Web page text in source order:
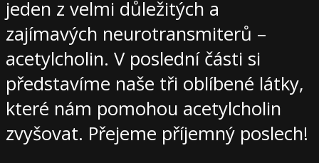
jeden z velmi důležitých a
zajímavých neurotransmiterů –
acetylcholin. V poslední části si
představíme naše tři oblíbené látky,
které nám pomohou acetylcholin
zvyšovat. Přejeme příjemný poslech!